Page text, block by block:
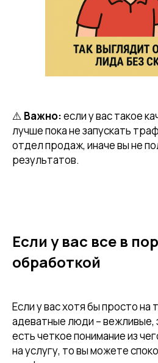
⚠️ Важно:если у вас такое
лучше пока не запускать
отдел продаж, иначе вы не
результатов.
Если у вас все в
обработкой
Если у вас хотя бы просто на
адеватные люди – вежливые,
есть четкое понимание из
на услугу, то вы можете